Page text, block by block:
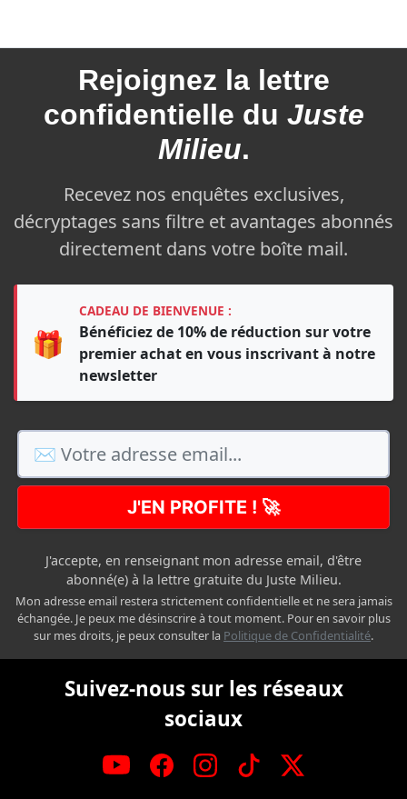
Rejoignez la lettre
confidentielle du Juste
Milieu.
Recevez nos enquêtes exclusives,
décryptages sans filtre et avantages abonnés
directement dans votre boîte mail.
🎁
CADEAU DE BIENVENUE :
Bénéficiez de 10% de réduction sur votre
premier achat en vous inscrivant à notre
newsletter
J'EN PROFITE ! 🚀
J'accepte, en renseignant mon adresse email, d'être
abonné(e) à la lettre gratuite du Juste Milieu.
Mon adresse email restera strictement confidentielle et ne sera jamais
échangée. Je peux me désinscrire à tout moment. Pour en savoir plus
sur mes droits, je peux consulter la Politique de Confidentialité.
Suivez-nous sur les réseaux
sociaux